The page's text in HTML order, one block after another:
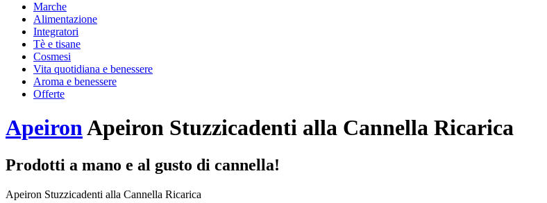
Marche
Alimentazione
Integratori
Tè e tisane
Cosmesi
Vita quotidiana e benessere
Aroma e benessere
Offerte
ApeironApeiron Stuzzicadenti alla Cannella Ricarica
Prodotti a mano e al gusto di cannella!
Apeiron Stuzzicadenti alla Cannella Ricarica